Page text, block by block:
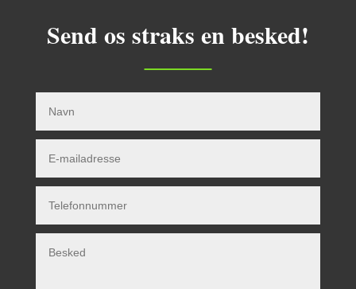
Send os straks en besked!